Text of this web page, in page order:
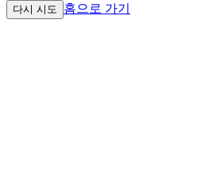
다시 시도 홈으로 가기